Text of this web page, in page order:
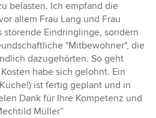
belasten. Ich empfand die
allem Frau Lang und Frau
störende Eindringlinge, sondern
"Mitbewohner", die
dazugehörten. So geht
habe sich gelohnt. Ein
ist fertig geplant und in
Dank für Ihre Kompetenz und
Müller”